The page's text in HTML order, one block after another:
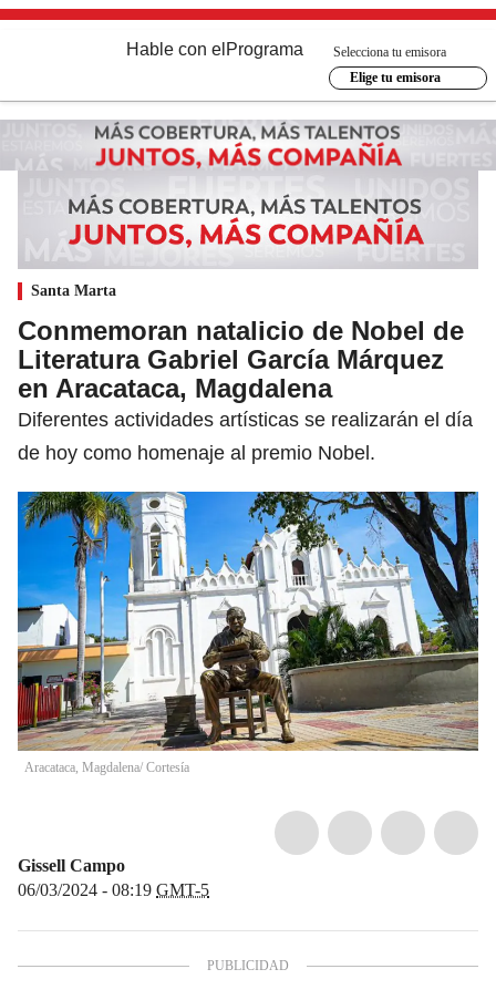
Hable con el Programa
Selecciona tu emisora
Elige tu emisora
Santa Marta
Conmemoran natalicio de Nobel de
Literatura Gabriel García Márquez
en Aracataca, Magdalena
Diferentes actividades artísticas se realizarán el día
de hoy como homenaje al premio Nobel.
Aracataca, Magdalena/ Cortesía
Gissell Campo
06/03/2024 - 08:19 GMT-5